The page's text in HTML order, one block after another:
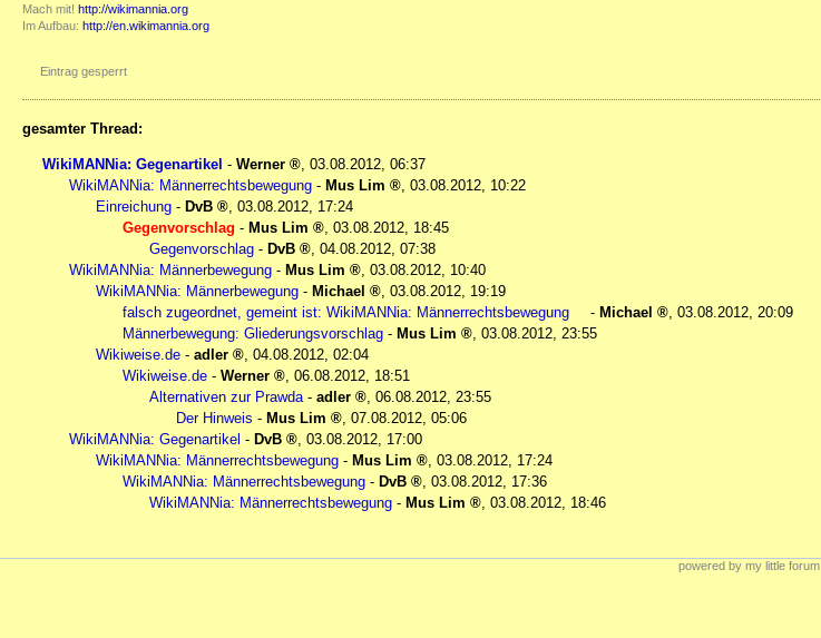
Mach mit! http://wikimannia.org
Im Aufbau: http://en.wikimannia.org
Eintrag gesperrt
gesamter Thread:
WikiMANNia: Gegenartikel - Werner , 03.08.2012, 06:37
WikiMANNia: Männerrechtsbewegung - Mus Lim , 03.08.2012, 10:22
Einreichung - DvB , 03.08.2012, 17:24
Gegenvorschlag - Mus Lim , 03.08.2012, 18:45
Gegenvorschlag - DvB , 04.08.2012, 07:38
WikiMANNia: Männerbewegung - Mus Lim , 03.08.2012, 10:40
WikiMANNia: Männerbewegung - Michael , 03.08.2012, 19:19
falsch zugeordnet, gemeint ist: WikiMANNia: Männerrechtsbewegung
- Michael , 03.08.2012, 20:09
Männerbewegung: Gliederungsvorschlag - Mus Lim , 03.08.2012, 23:55
Wikiweise.de - adler , 04.08.2012, 02:04
Wikiweise.de - Werner , 06.08.2012, 18:51
Alternativen zur Prawda- adler , 06.08.2012, 23:55
Der Hinweis - Mus Lim , 07.08.2012, 05:06
WikiMANNia: Gegenartikel - DvB , 03.08.2012, 17:00
WikiMANNia: Männerrechtsbewegung - Mus Lim , 03.08.2012, 17:24
WikiMANNia: Männerrechtsbewegung - DvB , 03.08.2012, 17:36
WikiMANNia: Männerrechtsbewegung - Mus Lim , 03.08.2012, 18:46
powered by my little forum